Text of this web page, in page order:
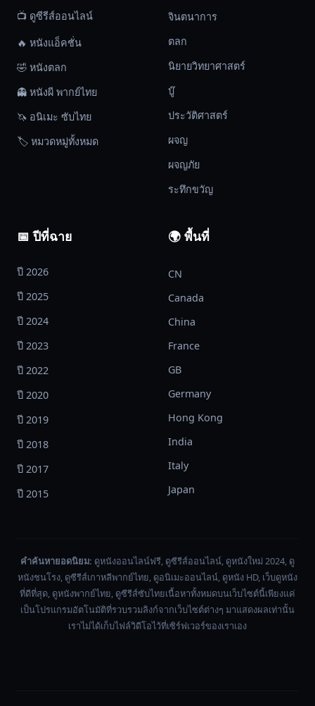
📺 ดูซีรีส์ออนไลน์
🔥 หนังแอ็คชั่น
🤣 หนังตลก
👻 หนังผี พากย์ไทย
🦄 อนิเมะ ซับไทย
🏷️ หมวดหมู่ทั้งหมด
จินตนาการ
ตลก
นิยายวิทยาศาสตร์
บู๊
ประวัติศาสตร์
ผจญ
ผจญภัย
ระทึกขวัญ
📅 ปีที่ฉาย
ปี 2026
ปี 2025
ปี 2024
ปี 2023
ปี 2022
ปี 2020
ปี 2019
ปี 2018
ปี 2017
ปี 2015
🌍 พื้นที่
CN
Canada
China
France
GB
Germany
Hong Kong
India
Italy
Japan
คำค้นหายอดนิยม: ดูหนังออนไลน์ฟรี, ดูซีรีส์ออนไลน์, ดูหนังใหม่ 2024, ดู
หนังชนโรง, ดูซีรีส์เกาหลีพากย์ไทย, ดูอนิเมะออนไลน์, ดูหนัง HD, เว็บดูหนัง
ที่ดีที่สุด, ดูหนังพากย์ไทย, ดูซีรีส์ซับไทยเนื้อหาทั้งหมดบนเว็บไซต์นี้เพียงแค่
เป็นโปรแกรมอัตโนมัติที่รวบรวมลิงก์จากเว็บไซต์ต่างๆ มาแสดงผลเท่านั้น
เราไม่ได้เก็บไฟล์วิดีโอไว้ที่เซิร์ฟเวอร์ของเราเอง